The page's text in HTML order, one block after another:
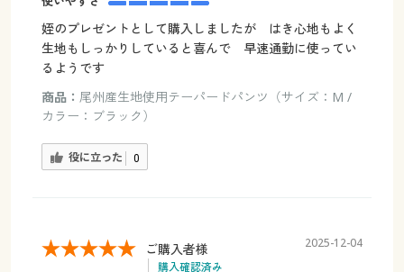
姪のプレゼントとして購入しましたが はき心地もよく
生地もしっかりしていると喜んで 早速通勤に使ってい
るようです
商品： 尾州産生地使用テーパードパンツ（サイズ：M /
カラー：ブラック）
役に立った 0
ご購入者様
購入確認済み
2025-12-04